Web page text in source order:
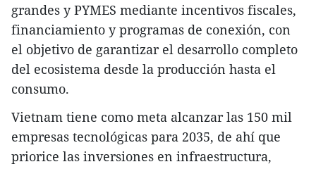
grandes y PYMES mediante incentivos fiscales,
financiamiento y programas de conexión, con
el objetivo de garantizar el desarrollo completo
del ecosistema desde la producción hasta el
consumo.
Vietnam tiene como meta alcanzar las 150 mil
empresas tecnológicas para 2035, de ahí que
priorice las inversiones en infraestructura,